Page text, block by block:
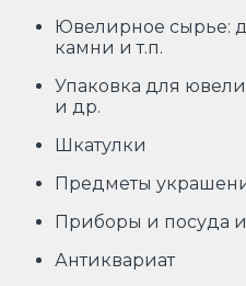
Ювелирное сырье:
камни и т.п.
Упаковка для
и др.
Шкатулки
Предметы
Приборы и посуда
Антиквариат